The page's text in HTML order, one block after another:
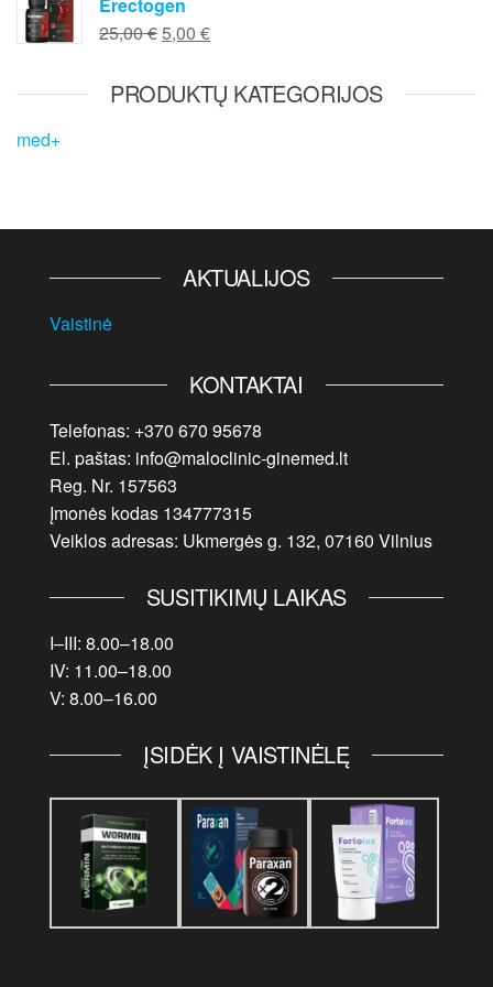
was:
90,00 €.0,00 €.
Erectogen
25,00€Original
was:
25,00 €.
5,00 €Current
is:
5,00 €.
PRODUKTŲ KATEGORIJOS
med+
AKTUALIJOS
Vaistinė
KONTAKTAI
Telefonas: +370 670 95678
El. paštas: info@maloclinic-ginemed.lt
Reg. Nr. 157563
Įmonės kodas 134777315
Veiklos adresas: Ukmergės g. 132, 07160 Vilnius
SUSITIKIMŲ LAIKAS
I–III: 8.00–18.00
IV: 11.00–18.00
V: 8.00–16.00
ĮSIDĖK Į VAISTINĖLĘ